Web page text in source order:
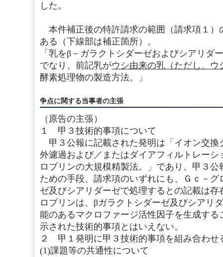
した。
本件補正後の特許請求の範囲（請求項１）
ある（下線部は補正箇所）。
「乳をβ－ガラクトシダーゼおよびシアリダ
でなり、前記乳がウシ由来の乳（ただし、
酵素処理物の製造方法。」
争点に関する当事者の主張
（原告の主張）
１ 甲３技術的事項について
甲３公報に記載された発明は「イオン交換
外濾過および／またはダイアフィルトレー
ロブリンの大規模精製法。」であり、甲３
ための手段、請求項のいずれにも、Ｇｃ－
ゼ及びシアリダーゼで処理するとの記載は
ロブリンは、βガラクトシダーゼ及びシアリ
能のあるマクロファージ活性因子を生成す
示された技術的事項とはいえない。
２ 甲１発明に甲３技術的事項を組み合わせ
(1)課題等の共通性について